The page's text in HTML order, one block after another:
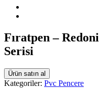
Fıratpen –
Serisi
Ürün satın al
Kategoriler: Pvc Pencere